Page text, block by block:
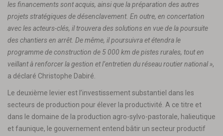
les financements sont acquis, ainsi que la préparation des autres
projets stratégiques de désenclavement. En outre, en concertation
avec les acteurs-clés, il trouvera des solutions en vue de la poursuite
des chantiers en arrêt. De même, il poursuivra et étendra le
programme de construction de 5 000 km de pistes rurales, tout en
veillant à renforcer la gestion et l’entretien du réseau routier national »,
a déclaré Christophe Dabiré.
Le deuxième levier est l’investissement substantiel dans les
secteurs de production pour élever la productivité. A ce titre et
dans le domaine de la production agro-sylvo-pastorale, halieutique
et faunique, le gouvernement entend bâtir un secteur productif